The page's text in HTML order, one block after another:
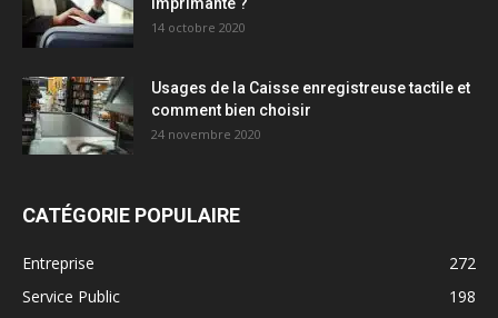
14 octobre 2020
Usages de la Caisse enregistreuse tactile et
comment bien choisir
24 novembre 2020
CATÉGORIE POPULAIRE
Entreprise
272
Service Public
198